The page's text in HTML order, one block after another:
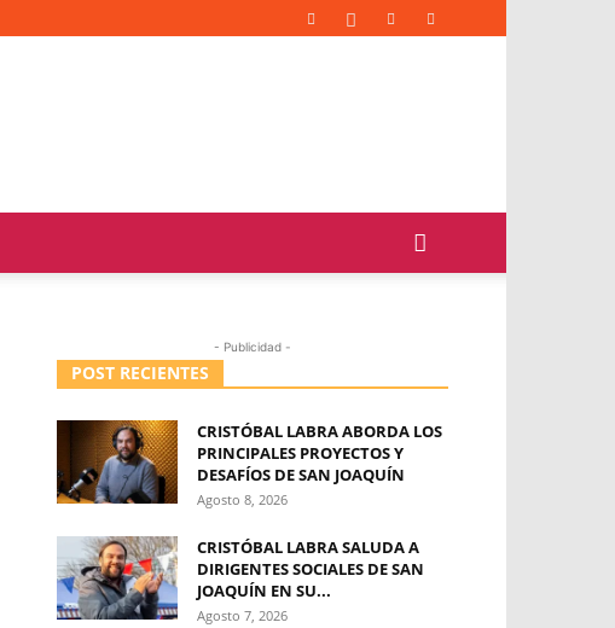
- Publicidad -
POST RECIENTES
CRISTÓBAL LABRA ABORDA LOS
PRINCIPALES PROYECTOS Y
DESAFÍOS DE SAN JOAQUÍN
Agosto 8, 2026
CRISTÓBAL LABRA SALUDA A
DIRIGENTES SOCIALES DE SAN
JOAQUÍN EN SU...
Agosto 7, 2026